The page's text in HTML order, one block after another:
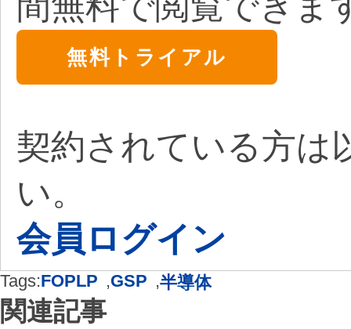
無料トライアル
契約されている方は
い。
会員ログイン
Tags:FOPLP ,GSP ,半導体
関連記事